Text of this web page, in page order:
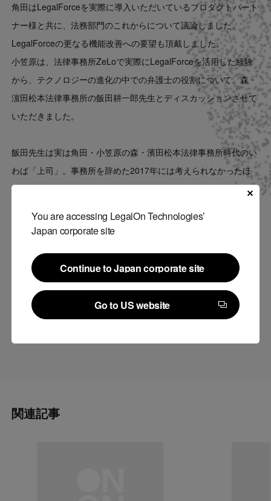
You are accessing LegalOn Technologies’
Japan corporate site
Continue to Japan corporate site
Continue to Japan corporate site
Go to US website
Go to US website
角田はLegalForceを実際に導入いただいているプロダクトパート
ナー様と共に、法務部門のこれからについて議論しました。
LegalForceの更なる機能改善への要望も頂戴しました。
小笠原は、法律事務所ZeLoで実際にLegalForceを活用した経験
から、テクノロジーの進化の中での弁護士の役割について、森・
濵田松本法律事務所の飯田耕一郎先生とディスカッションさせて
いただきました。
飯田先生は実は角田・小笠原の森・濱田松本法律事務所時代のい
わば「上司」。事務所を辞めた2017年には考えられなかったほ
ど法務領域へのAI導入に業界全体が前向きになっていることに、
2019年は「リーガルテック元年」と言われますが、まさに企業
場いただいた皆様、企画いただいた新日本法規財団様、そしてご
登壇頂いたサントリーホールディングス 法務部 明司部長、双日
法務部 守田部長、太陽誘電 佐々木部長、電通 法務 マネジメント
局 長谷川局長、森・濱田松本法律事務所飯田先生に御礼を申し
関連記事